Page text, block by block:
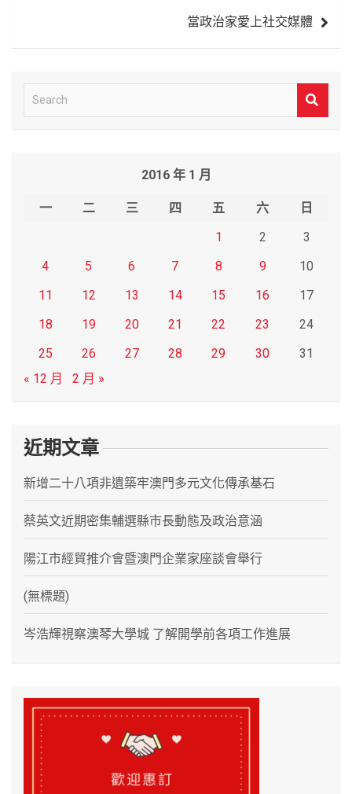
當政治家愛上社交媒體
e
2016 年 1 月
一 二 三 四 五 六
日
1
2
3
4
5 6 7 8 9
10
11
12 13 14 15 16
17
18
19 20 21 22 23
24
25
26 27 28 29 30
31
« 12 月
2 月 »
近期文章
新增二十八項非遺築牢澳門多元文化傳承基石
蔡英文近期密集輔選縣市長動態及政治意涵
陽江市經貿推介會暨澳門企業家座談會舉行
(無標題)
岑浩輝視察澳琴大學城 了解開學前各項工作進展